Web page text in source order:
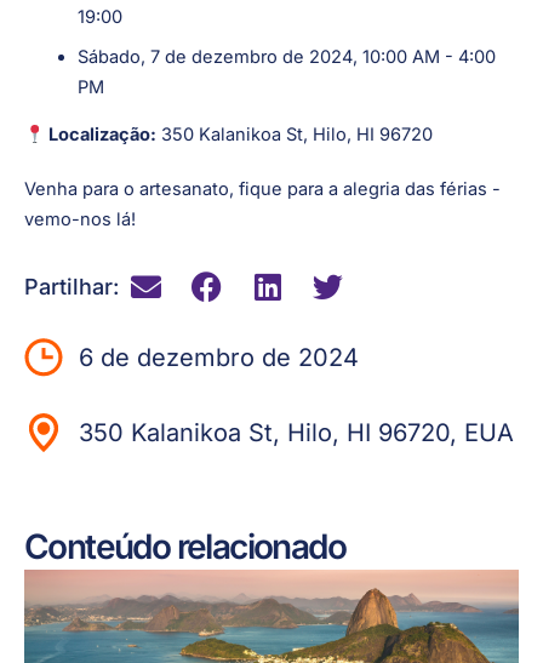
19:00
Sábado, 7 de dezembro de 2024, 10:00 AM - 4:00
PM
Localização: 350 Kalanikoa St, Hilo, HI 96720
Venha para o artesanato, fique para a alegria das férias -
vemo-nos lá!
Partilhar:
6 de dezembro de 2024
350 Kalanikoa St, Hilo, HI 96720, EUA
Conteúdo relacionado